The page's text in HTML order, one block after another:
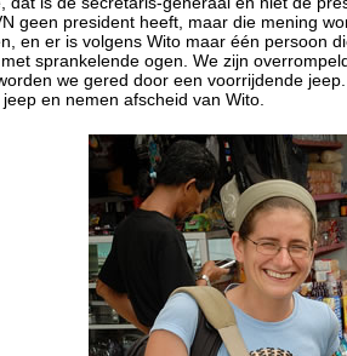
geen president heeft, maar die mening
en er is volgens Wito maar één persoon
met sprankelende ogen. We zijn
we gered door een voorrijdende
en nemen afscheid van Wito.